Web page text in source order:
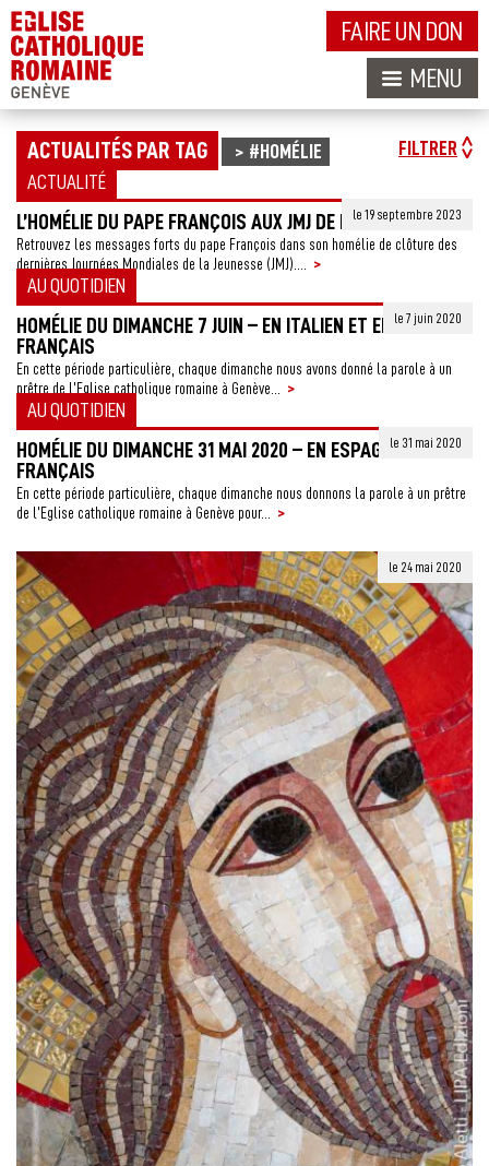
FAIRE UN DON
MENU
ACTUALITÉS PAR TAG #HOMÉLIE
FILTRER
ACTUALITÉ
le 19 septembre 2023
L’HOMÉLIE DU PAPE FRANÇOIS AUX JMJ DE LISBONNE
Retrouvez les messages forts du pape François dans son homélie de clôture des
dernières Journées Mondiales de la Jeunesse (JMJ)....
>
AU QUOTIDIEN
le 7 juin 2020
HOMÉLIE DU DIMANCHE 7 JUIN – EN ITALIEN ET EN
FRANÇAIS
En cette période particulière, chaque dimanche nous avons donné la parole à un
prêtre de l’Eglise catholique romaine à Genève...
>
AU QUOTIDIEN
le 31 mai 2020
HOMÉLIE DU DIMANCHE 31 MAI 2020 – EN ESPAGNOL ET EN
FRANÇAIS
En cette période particulière, chaque dimanche nous donnons la parole à un prêtre
de l’Eglise catholique romaine à Genève pour...
>
le 24 mai 2020